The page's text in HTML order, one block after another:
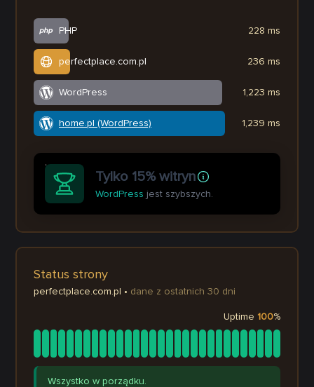
PHP
perfectplace.com.pl
WordPress
home.pl (WordPress)
228 ms
236 ms
1,223 ms
1,239 ms
Tylko 15% witryn
WordPress jest szybszych.
Status strony
perfectplace.com.pl • dane z ostatnich 30 dni
Uptime 100%
Wszystko w porządku.